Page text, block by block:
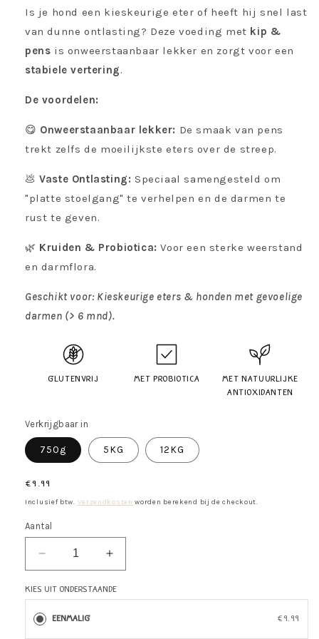
Is je hond een kieskeurige eter of heeft hij snel last
van dunne ontlasting? Deze voeding met kip &
pens is onweerstaanbaar lekker en zorgt voor een
stabiele vertering.
De voordelen:
😋 Onweerstaanbaar lekker: De smaak van pens
trekt zelfs de moeilijkste eters over de streep.
💩Vaste Ontlasting: Speciaal samengesteld om
"platte stoelgang" te verhelpen en de darmen te
rust te geven.
🌿 Kruiden & Probiotica: Voor een sterke weerstand
en darmflora.
Geschikt voor: Kieskeurige eters & honden met gevoelige
darmen (> 6 mnd).
Glutenvrij Met probiotica
Met natuurlijke
antioxidanten
Verkrijgbaar in
750g 5KG 12KG
Normale
prijs
€9.99
Inclusief btw. Verzendkosten worden berekend bij de checkout.
Aantal
Aantal
verlagen
voor
Vertering
(Kip
Aantal
verhogen
voor
Vertering
Kies uit onderstaande
Eenmalig €9.99